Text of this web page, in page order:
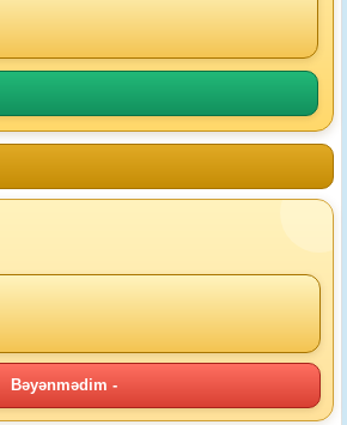
Bəyənmədim -